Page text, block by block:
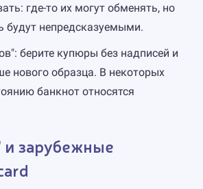
где-то их могут обменять, но
будут непредсказуемыми.
берите купюры без надписей и
нового образца. В некоторых
банкнот относятся
зарубежные